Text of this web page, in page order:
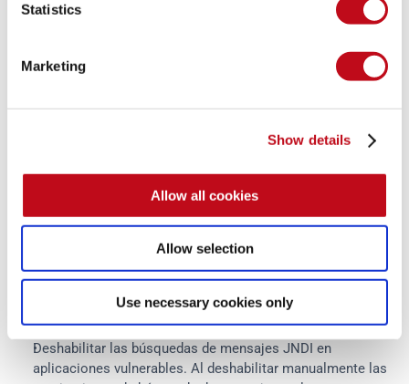
Statistics
Marketing
Show details
Allow all cookies
Allow selection
Use necessary cookies only
8), 2.12.4 (Java 7) y 2.3.2 (Java 6) corregirá CVE-2021-44228
sitio web oficial de
o los avisos de seguridad, pueden ayudar a encontrar
si hay una vulnerabilidad existente en una versión específica.
de Log4j de la aplicación debe ser revisada para asegurarse
registros innecesarios o excesivos también puede ayudar,
así como auditar el contenido de los mensajes de registro
para evitar la inclusión de datos no fiables o, lo que podría
En los casos en que la actualización a la nueva versión de la
biblioteca Log4j no sea una posibilidad, aprender a mitigar la
vulnerabilidad es la mejor opción:
Deshabilitar las búsquedas de mensajes JNDI en
aplicaciones vulnerables. Al deshabilitar manualmente las